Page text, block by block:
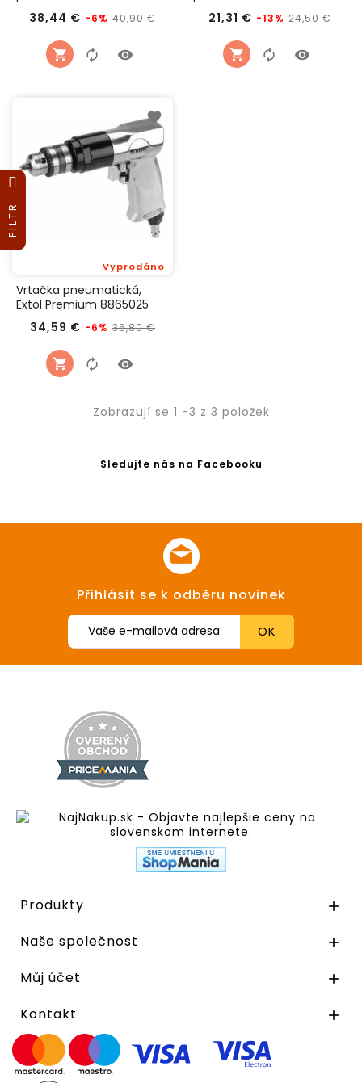
příslušenstvím, 9-dílná
sada, Extol Premium
8865003
38,44 € Běžná
-6% 40,90 €Cena
příslušenstvím, Extol
Premium 8865022
21,31 € Běžná
-13% 24,50 €
Vrtačka pneumatická,
Extol Premium 8865025
34,59 € Běžná
-6% 36,80 €
Vyprodáno
Cena
Zobrazují se 1 -3 z 3 položek
Sledujte nás na Facebooku
Přihlásit se k odběru novinek
Produkty 
Naše společnost 
Můj účet 
Kontakt 
FILTR